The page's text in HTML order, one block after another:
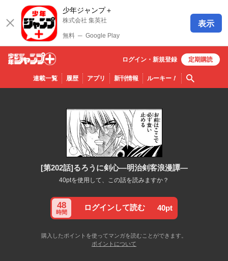
少年ジャンプ＋
株式会社 集英社
無料 ─ Google Play
表示
少年ジ
ャンプ
連載一覧 履歴 アプリ 新刊情報 ルーキー！ 検索
ログイン・ 新規登録 定期購読
[第202話]るろうに剣心—明治剣客浪漫譚—
40ptを使用して、この話を読みますか？
48
時間
ログインして読む 40pt
購入したポイントを使ってマンガを読むことができます。
ポイントについて